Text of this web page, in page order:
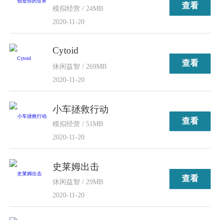
模拟经营 / 24MB
2020-11-20
查看
Cytoid
休闲益智 / 269MB
2020-11-20
查看
小车拯救行动
模拟经营 / 51MB
2020-11-20
查看
史莱姆出击
休闲益智 / 29MB
2020-11-20
查看